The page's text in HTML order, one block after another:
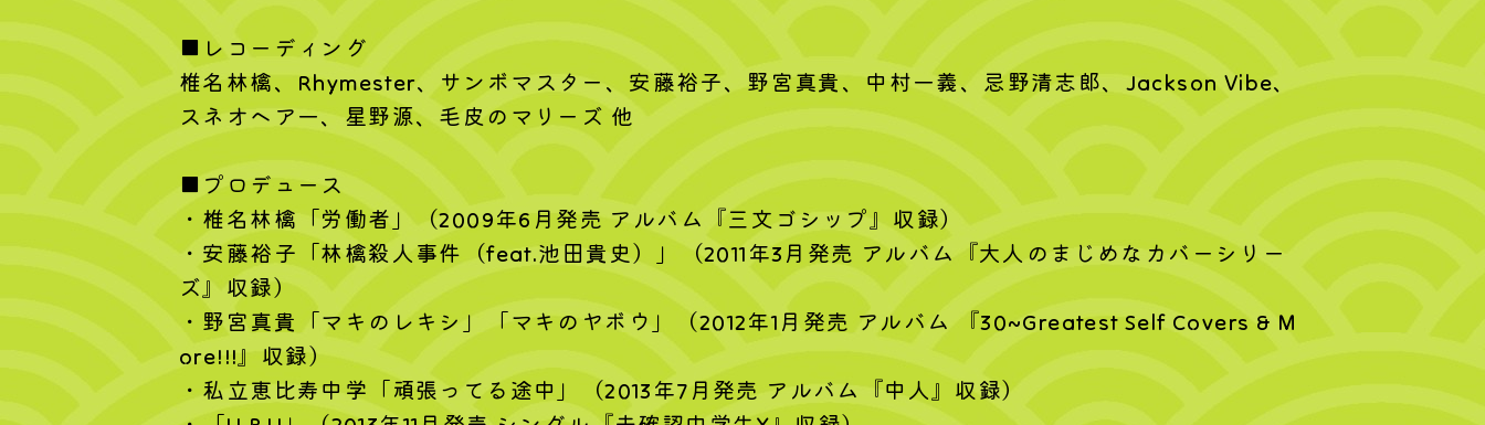
■レコーディング
椎名林檎、Rhymester、サンボマスター、安藤裕子、野宮真貴、中村一義、忌野清志郎、Jackson Vibe、
スネオヘア一、星野源、毛皮のマリーズ 他
■プロデュース
・椎名林檎「労働者」（2009年6月発売 アルバム『三文ゴシップ』収録）
・安藤裕子「林檎殺人事件（feat.池田貴史）」（2011年3月発売 アルバム『大人のまじめなカバーシリー
ズ』収録）
・野宮真貴「マキのレキシ」「マキのヤボウ」（2012年1月発売 アルバム 『30~Greatest Self Covers & M
ore!!!』収録）
・私立恵比寿中学「頑張ってる途中」（2013年7月発売 アルバム『中人』収録）